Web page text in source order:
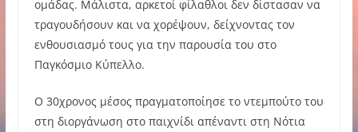
ομάδας. Μάλιστα, αρκετοί φίλαθλοι δεν δίστασαν να
τραγουδήσουν και να χορέψουν, δείχνοντας τον
ενθουσιασμό τους για την παρουσία του στο
Παγκόσμιο Κύπελλο.
Ο 30χρονος μέσος πραγματοποίησε το ντεμπούτο του
στη διοργάνωση στο παιχνίδι απέναντι στη Νότια